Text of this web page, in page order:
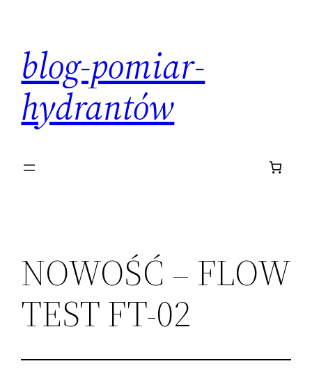
treściblog-pomiar-
hydrantów
NOWOŚĆ – FLOW
TEST FT-02